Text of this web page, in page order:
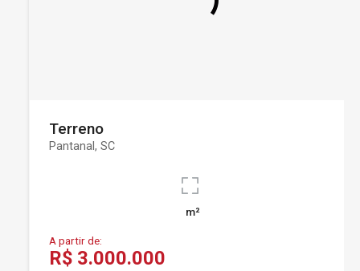
Terreno
Pantanal, SC
m²
A partir de:
R$ 3.000.000